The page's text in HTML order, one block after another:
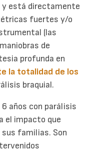
y está directamente
fuertes y/o
(las
de
profunda en
la totalidad de los
braquial.
años con parálisis
el impacto que
familias. Son